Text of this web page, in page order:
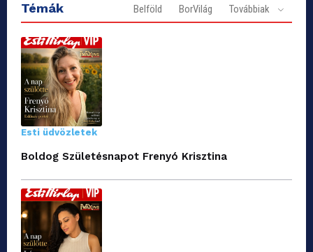
Témák Belföld BorVilág Továbbiak
Esti üdvözletek
Boldog Születésnapot Frenyó Krisztina